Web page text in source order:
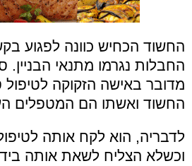
החשוד הכחיש כוונה לפגוע
החבלות נגרמו מתנאי הבניין.
מדובר באישה הזקוקה לטיפול
החשוד ואשתו הם המטפלים
לדבריה, הוא לקח אותה לטיפול
וכשלא הצליח לשאת אותה